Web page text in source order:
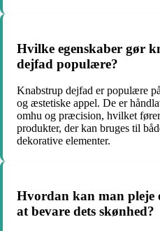
Hvilke egenskaber gør
dejfad populære?
Knabstrup dejfad er populære
og æstetiske appel. De er
omhu og præcision, hvilket
produkter, der kan bruges til
dekorative elementer.
Hvordan kan man
at bevare dets skønhed?